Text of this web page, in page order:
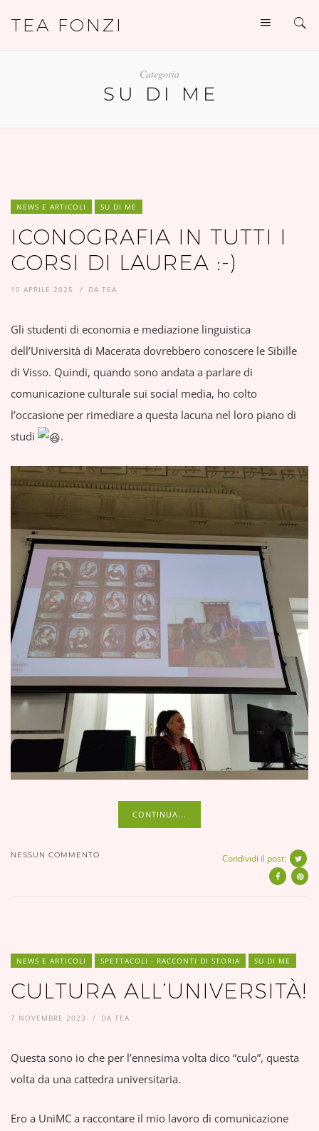
TEA FONZI
Categoria
SU DI ME
NEWS E ARTICOLI SU DI ME
ICONOGRAFIA IN TUTTI I
CORSI DI LAUREA :-)
10 APRILE 2025 DA TEA
Gli studenti di economia e mediazione linguistica
dell’Università di Macerata dovrebbero conoscere le Sibille
di Visso. Quindi, quando sono andata a parlare di
comunicazione culturale sui social media, ho colto
l’occasione per rimediare a questa lacuna nel loro piano di
studi
.
CONTINUA...
NESSUN COMMENTO Condividi il post:
NEWS E ARTICOLI SPETTACOLI - RACCONTI DI STORIA SU DI ME
CULTURA ALL’UNIVERSITÀ!
7 NOVEMBRE 2023 DA TEA
Questa sono io che per l’ennesima volta dico “culo”, questa
volta da una cattedra universitaria.
Ero a UniMC a raccontare il mio lavoro di comunicazione